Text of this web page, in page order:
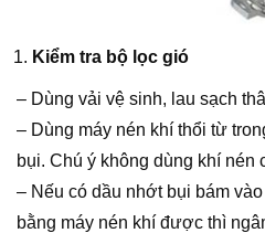
Kiểm tra bộ lọc gió
– Dùng vải vệ sinh, lau sạch
– Dùng máy nén khí thổi từ
bụi. Chú ý không dùng khí nén
– Nếu có dầu nhớt bụi bám
bằng máy nén khí được thì